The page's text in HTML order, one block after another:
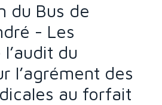
du Bus de
- Les
du
l’agrément des
au forfait